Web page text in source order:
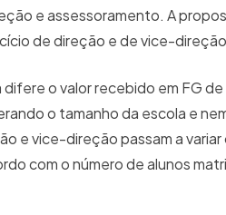
e assessoramento. A
de direção e de vice-
o valor recebido em FG
o tamanho da escola e
e vice-direção passam a
com o número de alunos